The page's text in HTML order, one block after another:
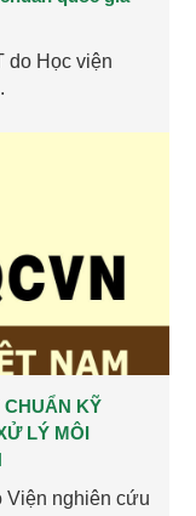
do Học viện
CHUẨN KỸ
LÝ MÔI
Viện nghiên cứu